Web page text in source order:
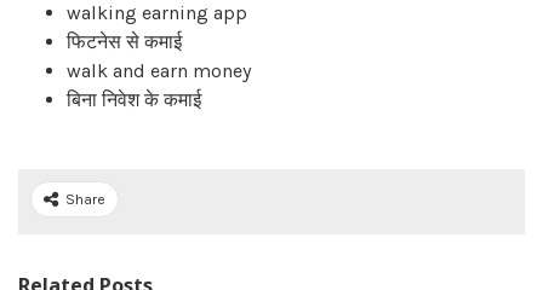
walking earning app
फिटनेस से कमाई
walk and earn money
बिना निवेश के कमाई
Share